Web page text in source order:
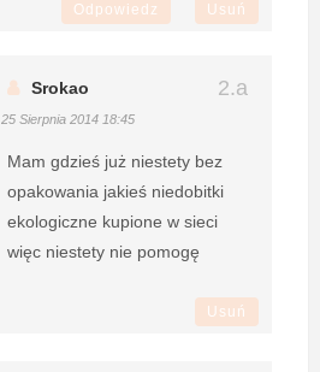
Odpowiedz Usuń
Srokao
25 Sierpnia 2014 18:45
Mam gdzieś już niestety bez
opakowania jakieś niedobitki
ekologiczne kupione w sieci
więc niestety nie pomogę
Usuń